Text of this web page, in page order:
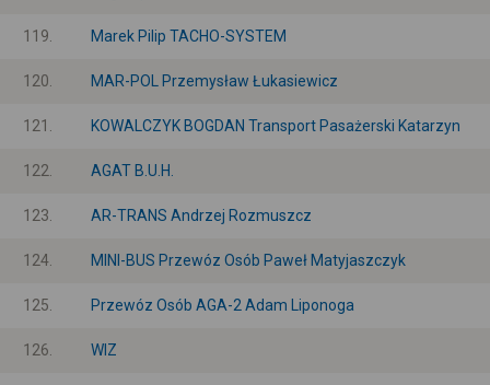
119. Marek Pilip TACHO-SYSTEM
120. MAR-POL Przemysław Łukasiewicz
121. KOWALCZYK BOGDAN Transport Pasażerski Katarzyn
122. AGAT B.U.H.
123. AR-TRANS Andrzej Rozmuszcz
124. MINI-BUS Przewóz Osób Paweł Matyjaszczyk
125. Przewóz Osób AGA-2 Adam Liponoga
126. WIZ